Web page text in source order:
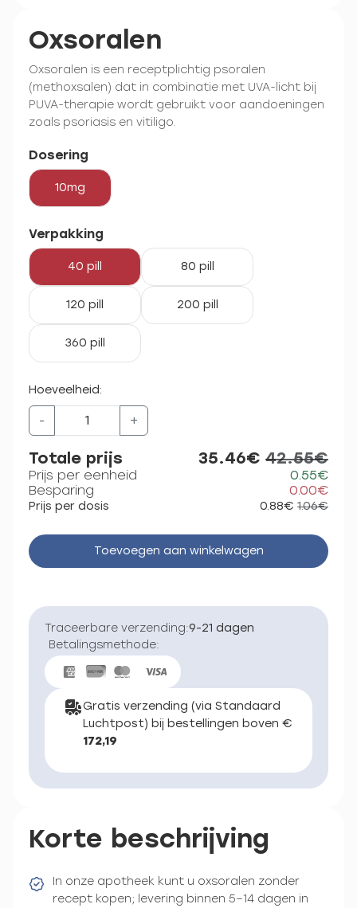
Oxsoralen
Oxsoralen is een receptplichtig psoralen
(methoxsalen) dat in combinatie met UVA-licht bij
PUVA-therapie wordt gebruikt voor aandoeningen
zoals psoriasis en vitiligo.
Dosering
10mg
Verpakking
40 pill 80 pill
120 pill 200 pill
360 pill
Hoeveelheid:
- +
Totale prijs 35.46€ 42.55€
Prijs per eenheid
0.55€
Besparing
0.00€
Prijs per dosis 0.88€ 1.06€
Toevoegen aan winkelwagen
Traceerbare verzending:9-21 dagen
Betalingsmethode:
Gratis verzending (via Standaard
Luchtpost) bij bestellingen boven €
172,19
Korte beschrijving
In onze apotheek kunt u oxsoralen zonder
recept kopen; levering binnen 5–14 dagen in